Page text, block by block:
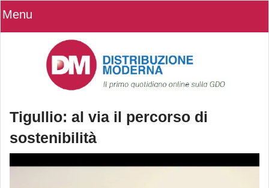
Menu
Tigullio: al via il percorso di
sostenibilità